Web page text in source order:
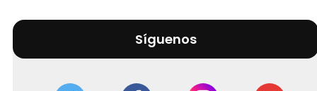
Síguenos